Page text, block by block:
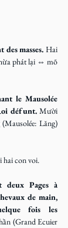
masses. Hai
phát lại ⇔ mõ
le Mausolée
défunt. Mười
Lăng)
con voi.
deux Pages à
de main,
fois les
(Grand Ecuier